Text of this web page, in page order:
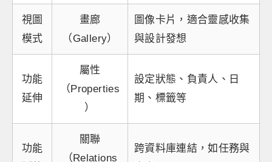
視圖
模式
畫廊
（Gallery）
圖像卡片，適合靈感收集
與設計發想
功能
延伸
屬性
（Properties
）
設定狀態、負責人、日
期、標籤等
功能
關聯
（Relations
跨資料庫連結，如任務與